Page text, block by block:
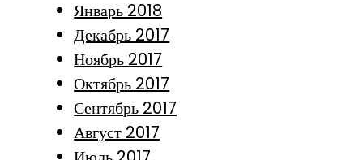
Январь 2018
Декабрь 2017
Ноябрь 2017
Октябрь 2017
Сентябрь 2017
Август 2017